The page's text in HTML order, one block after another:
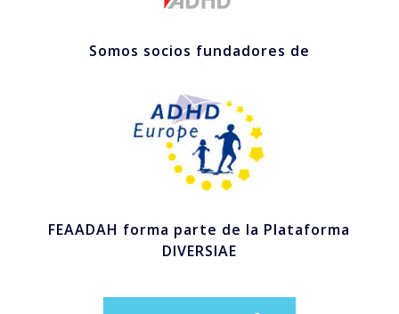
Somos socios fundadores de
FEAADAH forma parte de la Plataforma
DIVERSIAE